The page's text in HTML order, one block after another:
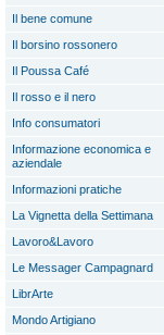
Il bene comune
Il borsino rossonero
Il Poussa Café
Il rosso e il nero
Info consumatori
Informazione economica e
aziendale
Informazioni pratiche
La Vignetta della Settimana
Lavoro&Lavoro
Le Messager Campagnard
LibrArte
Mondo Artigiano